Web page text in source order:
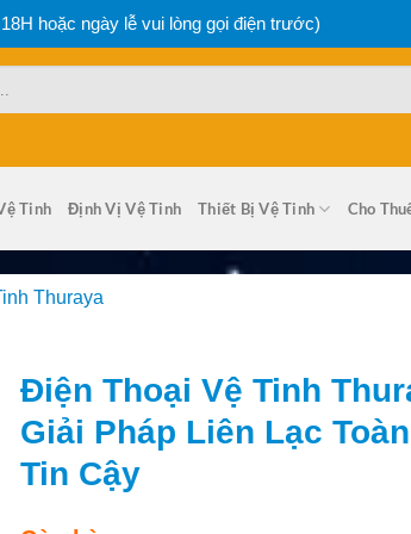
hoặc ngày lễ vui lòng gọi điện trước)
Tinh Định Vị Vệ Tinh Thiết Bị Vệ Tinh Cho
Thuraya
Điện Thoại Vệ Tinh
Giải Pháp Liên Lạc
Tin Cậy